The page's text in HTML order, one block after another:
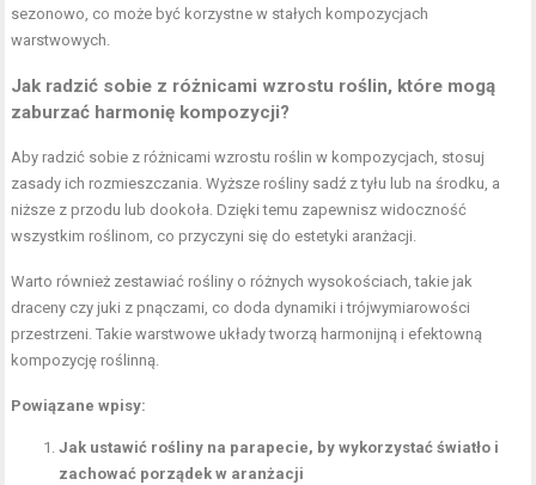
sezonowo, co może być korzystne w stałych kompozycjach
warstwowych.
Jak radzić sobie z różnicami wzrostu roślin, które mogą
zaburzać harmonię kompozycji?
Aby radzić sobie z różnicami wzrostu roślin w kompozycjach, stosuj
zasady ich rozmieszczania. Wyższe rośliny sadź z tyłu lub na środku, a
niższe z przodu lub dookoła. Dzięki temu zapewnisz widoczność
wszystkim roślinom, co przyczyni się do estetyki aranżacji.
Warto również zestawiać rośliny o różnych wysokościach, takie jak
draceny czy juki z pnączami, co doda dynamiki i trójwymiarowości
przestrzeni. Takie warstwowe układy tworzą harmonijną i efektowną
kompozycję roślinną.
Powiązane wpisy:
Jak ustawić rośliny na parapecie, by wykorzystać światło i
zachować porządek w aranżacji